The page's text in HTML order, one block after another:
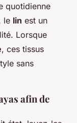
quotidienne
le lin est un
Lorsque
, ces tissus
sans
afin de